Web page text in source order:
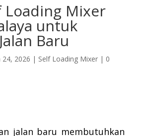
Loading Mixer
untuk
Baru
24, 2026 | Self Loading Mixer| 0
jalan baru membutuhkan